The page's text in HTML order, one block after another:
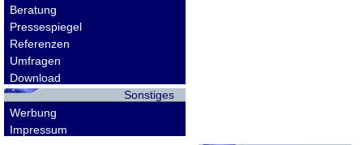
Beratung
Pressespiegel
Referenzen
Umfragen
Download
Sonstiges
Werbung
Impressum